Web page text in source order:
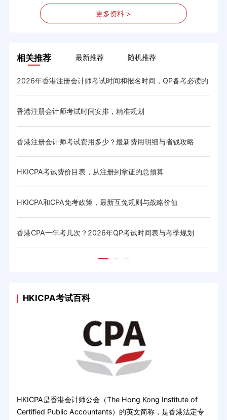
更多资料 >
相关推荐 最新推荐 随机推荐
2026年香港注册会计师考试时间和报名时间，QP备考必读的
时间规划
香港注册会计师考试时间安排，精准规划
香港注册会计师考试费用多少？最新费用明细与省钱攻略
HKICPA考试费价目表，从注册到拿证的总预算
HKICPA和CPA免考政策，最新互免规则与战略价值
香港CPA一年考几次？2026年QP考试时间表与考季规划
HKICPA考试百科
HKICPA是香港会计师公会（The Hong Kong Institute of
Certified Public Accountants）的英文简称，是香港法定专